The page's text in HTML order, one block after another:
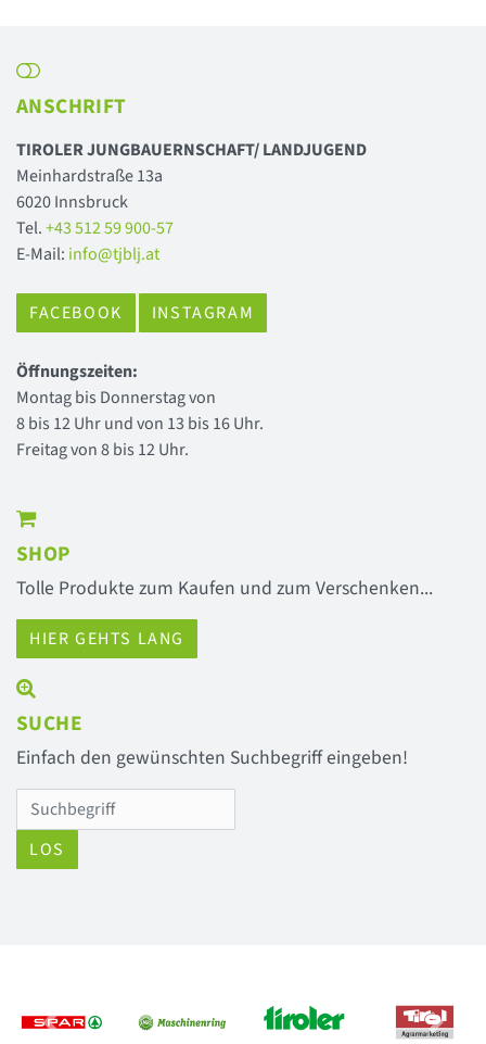
ANSCHRIFT
TIROLER JUNGBAUERNSCHAFT/ LANDJUGEND
Meinhardstraße 13a
6020 Innsbruck
Tel.+43 512 59 900-57
E-Mail: info@tjblj.at
FACEBOOK INSTAGRAM
Öffnungszeiten:
Montag bis Donnerstag von
8 bis 12 Uhr und von 13 bis 16 Uhr.
Freitag von 8 bis 12 Uhr.
SHOP
Tolle Produkte zum Kaufen und zum Verschenken...
HIER GEHTS LANG
SUCHE
Einfach den gewünschten Suchbegriff eingeben!
LOS
Previous Next